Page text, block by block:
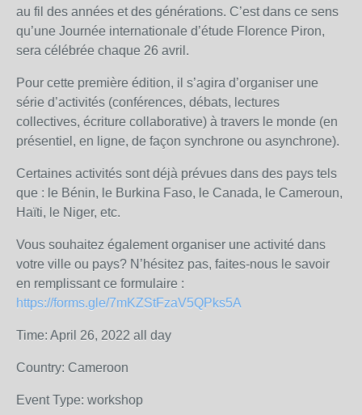
au fil des années et des générations. C’est dans ce sens
qu’une Journée internationale d’étude Florence Piron,
sera célébrée chaque 26 avril.
Pour cette première édition, il s’agira d’organiser une
série d’activités (conférences, débats, lectures
collectives, écriture collaborative) à travers le monde (en
présentiel, en ligne, de façon synchrone ou asynchrone).
Certaines activités sont déjà prévues dans des pays tels
que : le Bénin, le Burkina Faso, le Canada, le Cameroun,
Haïti, le Niger, etc.
Vous souhaitez également organiser une activité dans
votre ville ou pays? N’hésitez pas, faites-nous le savoir
en remplissant ce formulaire :
https://forms.gle/7mKZStFzaV5QPks5A
Time: April 26, 2022 all day
Country: Cameroon
Event Type: workshop